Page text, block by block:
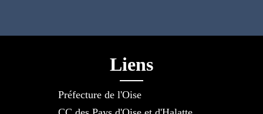
Liens
Préfecture de l'Oise